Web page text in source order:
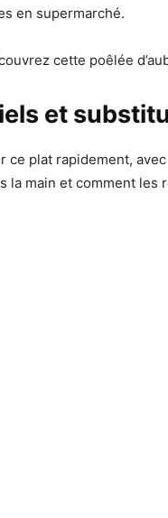
en supermarché.
cette poêlée
et
ce plat rapidement,
la main et comment les